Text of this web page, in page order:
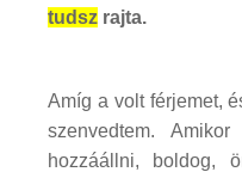
tudsz rajta.
Amíg a volt férjemet,
szenvedtem.
hozzáállni, boldog,